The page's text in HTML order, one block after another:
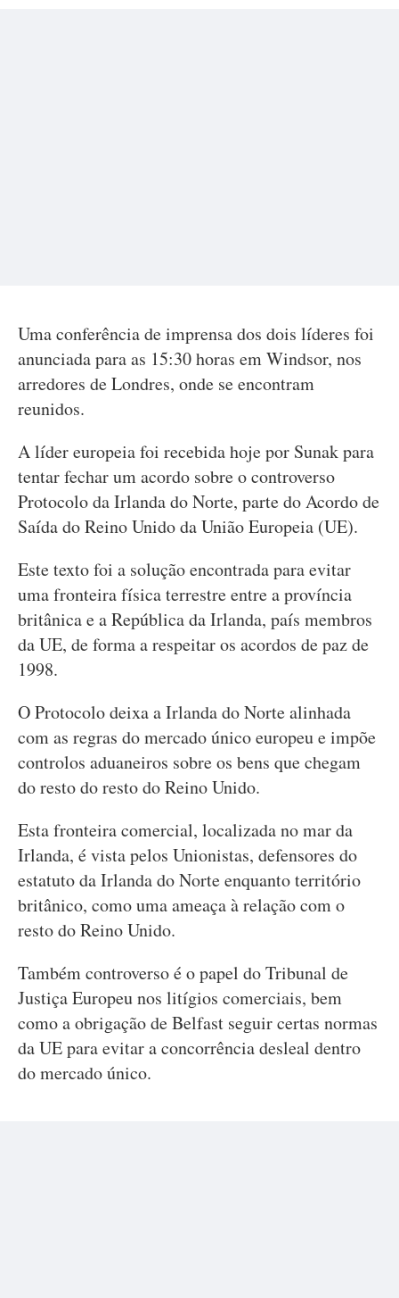
Uma conferência de imprensa dos dois líderes foi
anunciada para as 15:30 horas em Windsor, nos
arredores de Londres, onde se encontram
reunidos.
A líder europeia foi recebida hoje por Sunak para
tentar fechar um acordo sobre o controverso
Protocolo da Irlanda do Norte, parte do Acordo de
Saída do Reino Unido da União Europeia (UE).
Este texto foi a solução encontrada para evitar
uma fronteira física terrestre entre a província
britânica e a República da Irlanda, país membros
da UE, de forma a respeitar os acordos de paz de
1998.
O Protocolo deixa a Irlanda do Norte alinhada
com as regras do mercado único europeu e impõe
controlos aduaneiros sobre os bens que chegam
do resto do resto do Reino Unido.
Esta fronteira comercial, localizada no mar da
Irlanda, é vista pelos Unionistas, defensores do
estatuto da Irlanda do Norte enquanto território
britânico, como uma ameaça à relação com o
resto do Reino Unido.
Também controverso é o papel do Tribunal de
Justiça Europeu nos litígios comerciais, bem
como a obrigação de Belfast seguir certas normas
da UE para evitar a concorrência desleal dentro
do mercado único.